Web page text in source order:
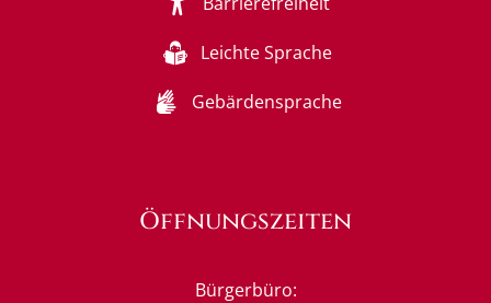
Leichte Sprache
Gebärdensprache
Öffnungszeiten
Bürgerbüro: